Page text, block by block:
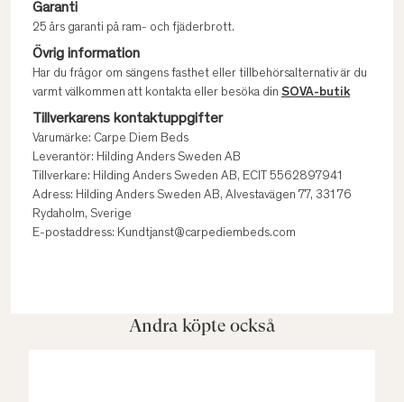
Garanti
25 års garanti på ram- och fjäderbrott.
Övrig information
Har du frågor om sängens fasthet eller tillbehörsalternativ är du
varmt välkommen att kontakta eller besöka din SOVA-butik
Tillverkarens kontaktuppgifter
Varumärke: Carpe Diem Beds
Leverantör: Hilding Anders Sweden AB
Tillverkare: Hilding Anders Sweden AB, ECIT 5562897941
Adress: Hilding Anders Sweden AB, Alvestavägen 77, 331 76
Rydaholm, Sverige
E-postaddress: Kundtjanst@carpediembeds.com
Andra köpte också